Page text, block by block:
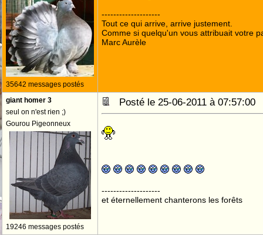
35642 messages postés
--------------------
Tout ce qui arrive, arrive justement.
Comme si quelqu'un vous attribuait votre
Marc Aurèle
giant homer 3
seul on n'est rien ;)
Gourou Pigeonneux
19246 messages postés
Posté le 25-06-2011 à
--------------------
et éternellement chanterons les forêts